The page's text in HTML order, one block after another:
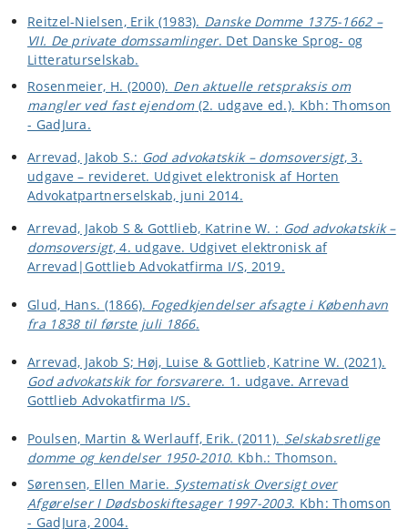
Reitzel-Nielsen, Erik (1983). Danske Domme 1375-1662 –
VII. De private domssamlinger. Det Danske Sprog- og
Litteraturselskab.
Rosenmeier, H. (2000). Den aktuelle retspraksis om
mangler ved fast ejendom(2. udgave ed.). Kbh: Thomson
- GadJura.
Arrevad, Jakob S.: God advokatskik – domsoversigt, 3.
udgave – revideret. Udgivet elektronisk af Horten
Advokatpartnerselskab, juni 2014.
Arrevad, Jakob S & Gottlieb, Katrine W. : God advokatskik –
domsoversigt, 4. udgave. Udgivet elektronisk af
Arrevad|Gottlieb Advokatfirma I/S, 2019.
Glud, Hans. (1866). Fogedkjendelser afsagte i København
fra 1838 til første juli 1866.
Arrevad, Jakob S; Høj, Luise & Gottlieb, Katrine W. (2021).
God advokatskik for forsvarere. 1. udgave. Arrevad
Gottlieb Advokatfirma I/S.
Poulsen, Martin & Werlauff, Erik. (2011). Selskabsretlige
domme og kendelser 1950-2010. Kbh.: Thomson.
Sørensen, Ellen Marie. Systematisk Oversigt over
Afgørelser I Dødsboskiftesager 1997-2003. Kbh: Thomson
- GadJura, 2004.